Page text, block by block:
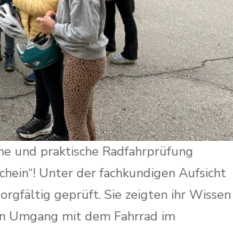
und praktische Radfahrprüfung
Unter der fachkundigen Aufsicht
geprüft. Sie zeigten ihr Wissen
Umgang mit dem Fahrrad im